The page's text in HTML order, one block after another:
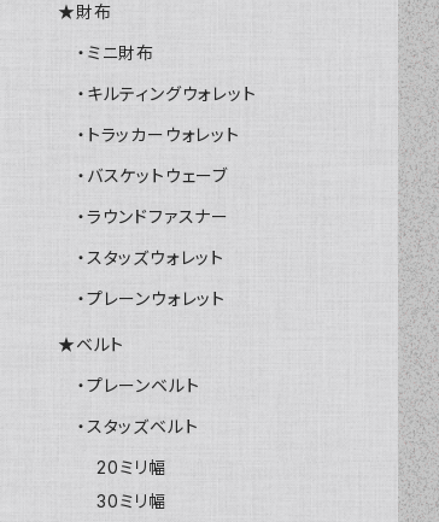
★財布
・ミニ財布
・キルティングウォレット
・トラッカーウォレット
・バスケットウェーブ
・ラウンドファスナー
・スタッズウォレット
・プレーンウォレット
★ベルト
・プレーンベルト
・スタッズベルト
20ミリ幅
30ミリ幅